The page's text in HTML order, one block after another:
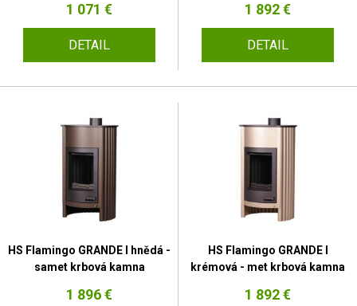
1 071 €
DETAIL
1 892 €
DETAIL
HS Flamingo GRANDE I hnědá -
samet krbová kamna
1 896 €
HS Flamingo GRANDE I
krémová - met krbová kamna
1 892 €